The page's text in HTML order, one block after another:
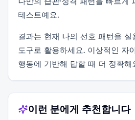
테스트예요.
결과는 현재 나의 선호 패턴을 실
도구로 활용하세요. 이상적인 자
행동에 기반해 답할 때 더 정확해
이런 분에게 추천합니다